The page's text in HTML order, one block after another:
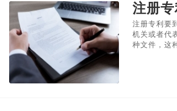
注册
注册专利要
机关或者代
种文件，这